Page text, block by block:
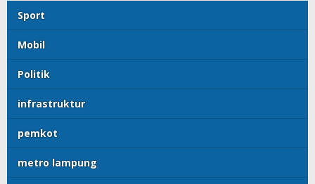
Sport
Mobil
Politik
infrastruktur
pemkot
metro lampung